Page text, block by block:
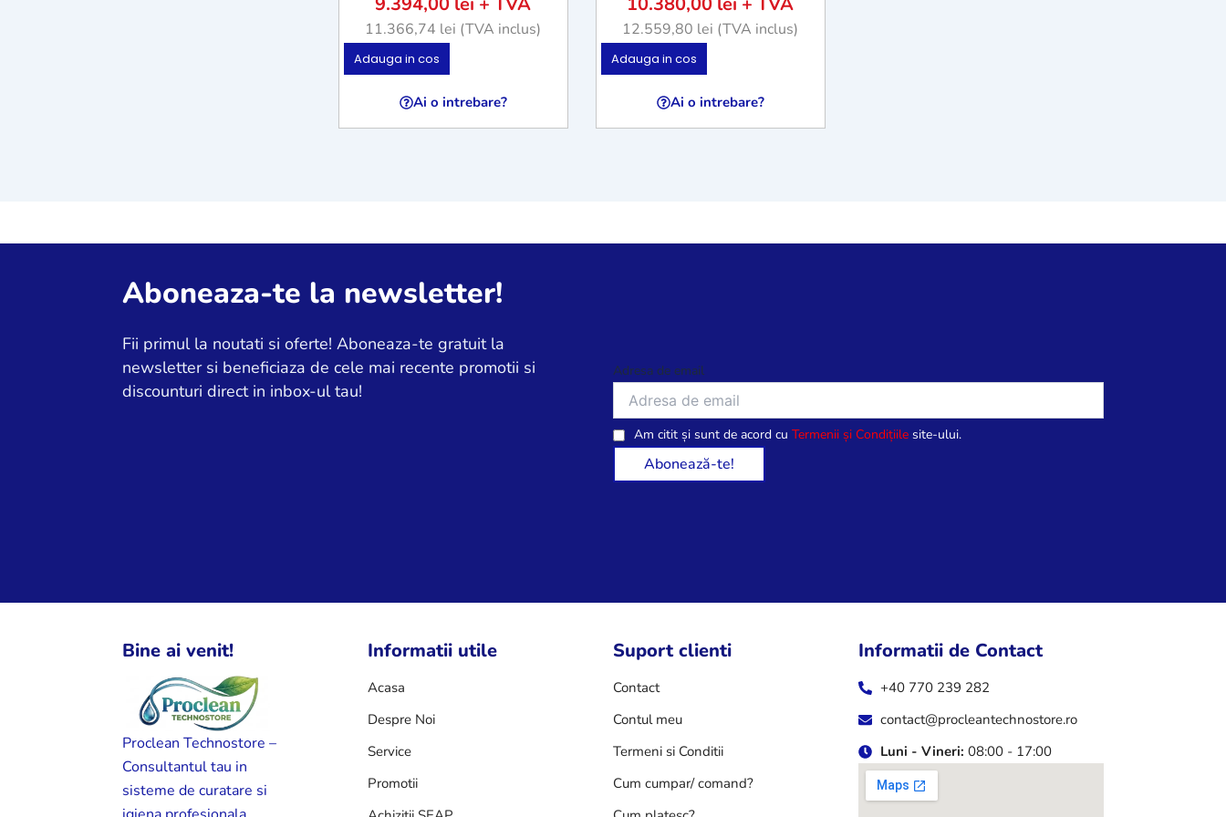
11.366,74 lei (TVA inclus)
Adauga in cos
Ai o intrebare?
12.559,80 lei (TVA inclus)
Adauga in cos
Ai o intrebare?
Aboneaza-te la newsletter!
Fii primul la noutati si oferte! Aboneaza-te gratuit la
newsletter si beneficiaza de cele mai recente promotii si
discounturi direct in inbox-ul tau!
Adresa de email
Am citit și sunt de acord cu Termenii și Condițiile site-ului.
Bine ai venit!
Proclean Technostore –
Consultantul tau in
sisteme de curatare si
Informatii utile
Acasa
Despre Noi
Service
Promotii
Suport clienti
Contact
Contul meu
Termeni si Conditii
Cum cumpar/ comand?
Informatii de Contact
+40 770 239 282
contact@procleantechnostore.ro
Luni - Vineri: 08:00 - 17:00